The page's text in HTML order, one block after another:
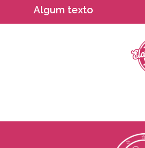
Algum texto